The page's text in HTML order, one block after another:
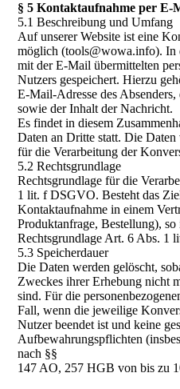
§ 5 Kontaktaufnahme per E-
5.1 Beschreibung und Umfang
Auf unserer Website ist eine
möglich (tools@wowa.info). In
mit der E-Mail übermittelten
Nutzers gespeichert. Hierzu
E-Mail-Adresse des
sowie der Inhalt der Nachricht.
Es findet in diesem
Daten an Dritte statt. Die Daten
für die Verarbeitung der
5.2 Rechtsgrundlage
Rechtsgrundlage für die
1 lit. f DSGVO. Besteht das
Kontaktaufnahme in einem
Produktanfrage, Bestellung), so
Rechtsgrundlage Art. 6 Abs. 1
5.3 Speicherdauer
Die Daten werden gelöscht,
Zweckes ihrer Erhebung nicht
sind. Für die
Fall, wenn die jeweilige
Nutzer beendet ist und keine
Aufbewahrungspflichten
nach §§
147 AO, 257 HGB von bis zu